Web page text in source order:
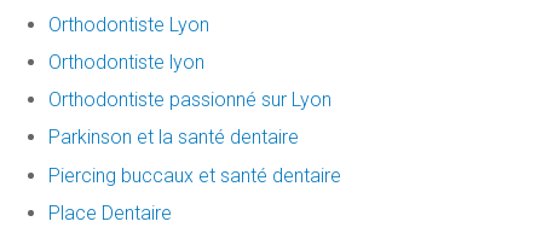
Orthodontiste Lyon
Orthodontiste lyon
Orthodontiste passionné sur Lyon
Parkinson et la santé dentaire
Piercing buccaux et santé dentaire
Place Dentaire